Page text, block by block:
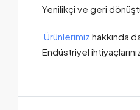
Yenilikçi ve geri
Ürünlerimiz hakkında
Endüstriyel